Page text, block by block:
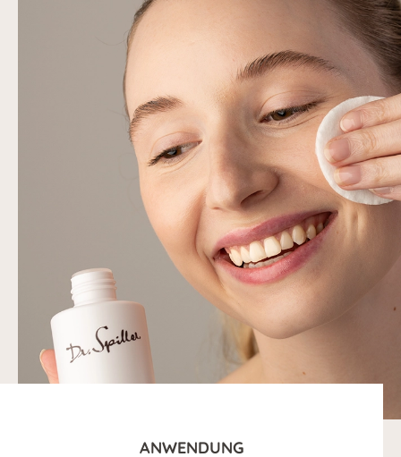
ANWENDUNG